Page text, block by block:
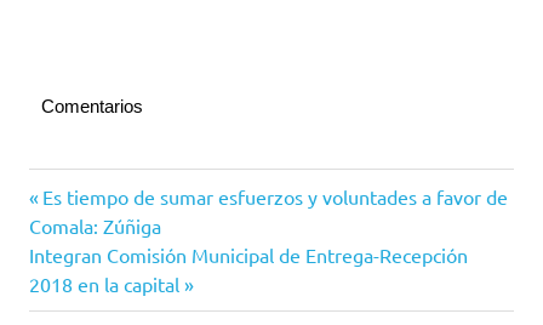
Comentarios
Vehicualr
Navegación
de
entradas
Entrada
anterior:
Es tiempo de sumar esfuerzos y voluntades a favor de
Comala: Zúñiga
Siguiente
entrada:
Integran Comisión Municipal de Entrega-Recepción
2018 en la capital